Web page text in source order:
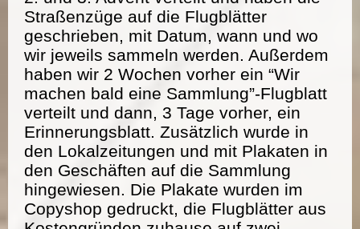
Straßenzüge auf die Flugblätter
geschrieben, mit Datum, wann und wo
wir jeweils sammeln werden. Außerdem
haben wir 2 Wochen vorher ein “Wir
machen bald eine Sammlung”-Flugblatt
verteilt und dann, 3 Tage vorher, ein
Erinnerungsblatt. Zusätzlich wurde in
den Lokalzeitungen und mit Plakaten in
den Geschäften auf die Sammlung
hingewiesen. Die Plakate wurden im
Copyshop gedruckt, die Flugblätter aus